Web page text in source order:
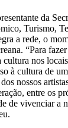
da
Turismo,
a rede, o
“Para
cultura nos
à cultura de
nossos
entre os
de vivenciar a